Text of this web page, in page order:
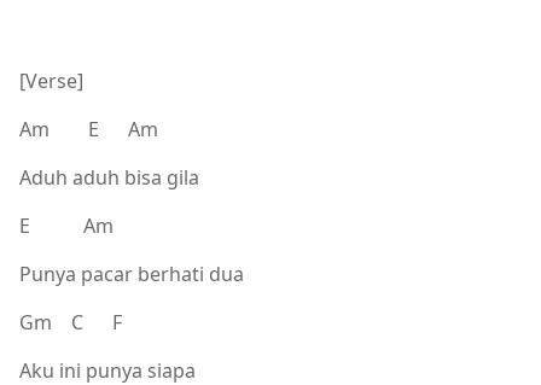
[Verse]
Am E Am
Aduh aduh bisa gila
E Am
Punya pacar berhati dua
Gm C F
Aku ini punya siapa